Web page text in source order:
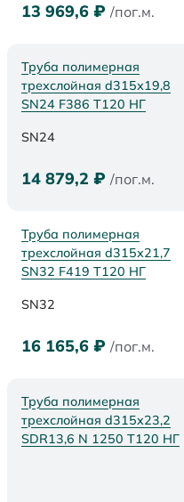
13 969,6 ₽ /пог.м.
Труба полимерная
трехслойная d315х19,8
SN24 F386 Т120 НГ
SN24
14 879,2 ₽ /пог.м.
Труба полимерная
трехслойная d315х21,7
SN32 F419 Т120 НГ
SN32
16 165,6 ₽ /пог.м.
Труба полимерная
трехслойная d315x23,2
SDR13,6 N 1250 Т120 НГ